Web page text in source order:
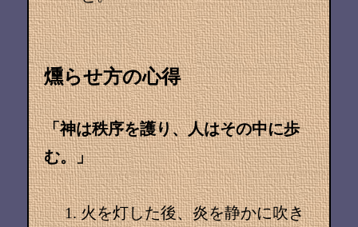
燻らせ方の心得
「神は秩序を護り、人はその中に歩
む。」
火を灯した後、炎を静かに吹き